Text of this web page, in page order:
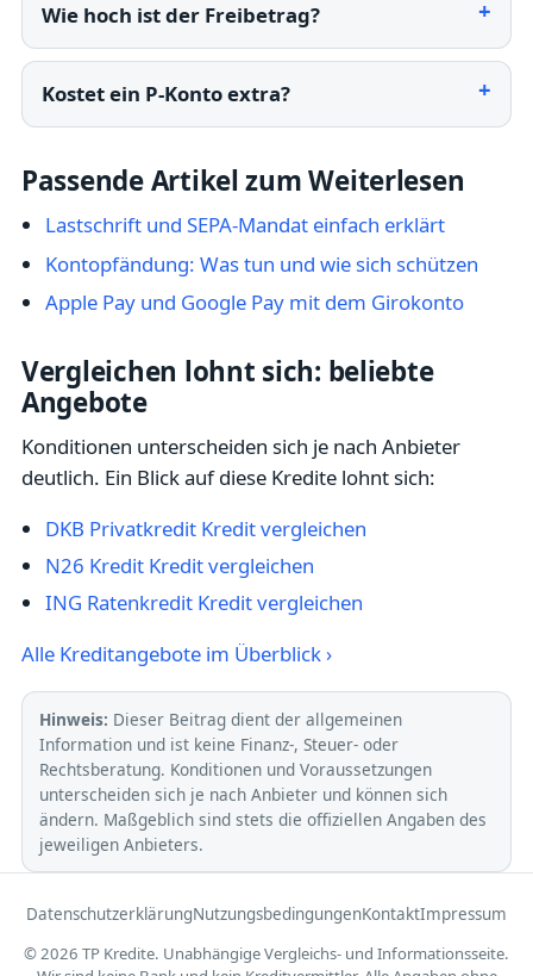
Wie hoch ist der Freibetrag?
Kostet ein P-Konto extra?
Passende Artikel zum Weiterlesen
Lastschrift und SEPA-Mandat einfach erklärt
Kontopfändung: Was tun und wie sich schützen
Apple Pay und Google Pay mit dem Girokonto
Vergleichen lohnt sich: beliebte
Angebote
Konditionen unterscheiden sich je nach Anbieter
deutlich. Ein Blick auf diese Kredite lohnt sich:
DKB Privatkredit Kredit vergleichen
N26 Kredit Kredit vergleichen
ING Ratenkredit Kredit vergleichen
Alle Kreditangebote im Überblick ›
Hinweis: Dieser Beitrag dient der allgemeinen
Information und ist keine Finanz-, Steuer- oder
Rechtsberatung. Konditionen und Voraussetzungen
unterscheiden sich je nach Anbieter und können sich
ändern. Maßgeblich sind stets die offiziellen Angaben des
jeweiligen Anbieters.
DatenschutzerklärungNutzungsbedingungenKontaktImpressum
© 2026 TP Kredite. Unabhängige Vergleichs- und Informationsseite.